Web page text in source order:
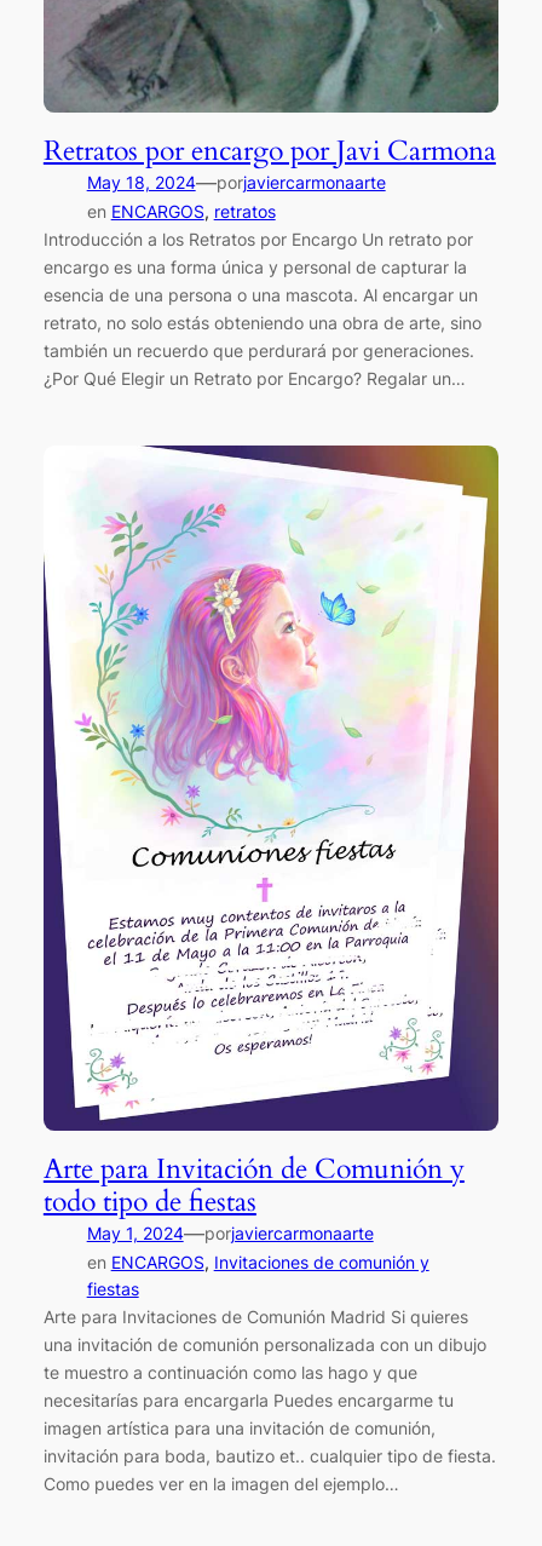
Retratos por encargo por Javi Carmona
May 18, 2024—porjaviercarmonaarte
en ENCARGOS, retratos
Introducción a los Retratos por Encargo Un retrato por
encargo es una forma única y personal de capturar la
esencia de una persona o una mascota. Al encargar un
retrato, no solo estás obteniendo una obra de arte, sino
también un recuerdo que perdurará por generaciones.
¿Por Qué Elegir un Retrato por Encargo? Regalar un…
Arte para Invitación de Comunión y
todo tipo de fiestas
May 1, 2024—porjaviercarmonaarte
en ENCARGOS, Invitaciones de comunión y
fiestas
Arte para Invitaciones de Comunión Madrid Si quieres
una invitación de comunión personalizada con un dibujo
te muestro a continuación como las hago y que
necesitarías para encargarla Puedes encargarme tu
imagen artística para una invitación de comunión,
invitación para boda, bautizo et.. cualquier tipo de fiesta.
Como puedes ver en la imagen del ejemplo…